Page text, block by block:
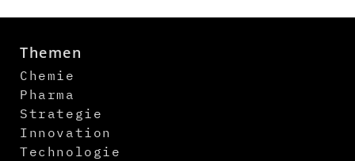
Themen
Chemie
Pharma
Strategie
Innovation
Technologie